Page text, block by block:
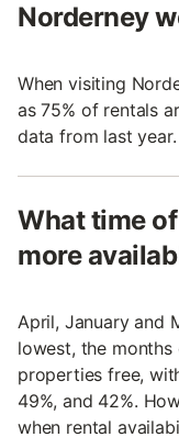
Norderney
When visiting
as 75% of rentals
data from last year.
What time
more
April, January and
lowest, the
properties free,
49%, and 42%.
when rental